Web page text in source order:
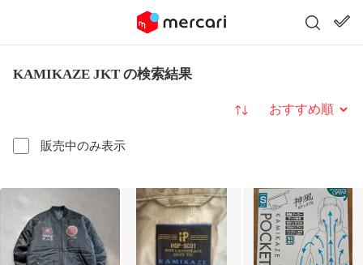
KAMIKAZE JKT の検索結果
販売中のみ表示
並び替え